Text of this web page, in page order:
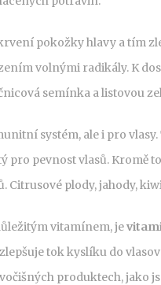
pokožky hlavy a tím
volnými radikály. K
semínka a listovou
systém, ale i pro
pro pevnost vlasů. Kromě
Citrusové plody, jahody,
vitamínem, je
tok kyslíku do
produktech, jako